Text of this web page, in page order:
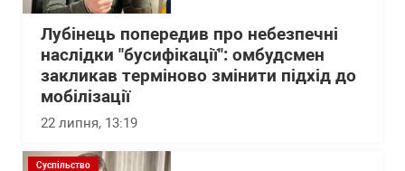
Лубінець попередив про небезпечні
наслідки "бусифікації": омбудсмен
закликав терміново змінити підхід до
мобілізації
22 липня, 13:19
Суспільство